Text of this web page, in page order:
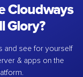
Cloudways
Glory?
and see for yourself
& apps on the